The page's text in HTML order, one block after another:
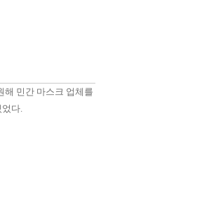
해 민간 마스크 업체를
었다.